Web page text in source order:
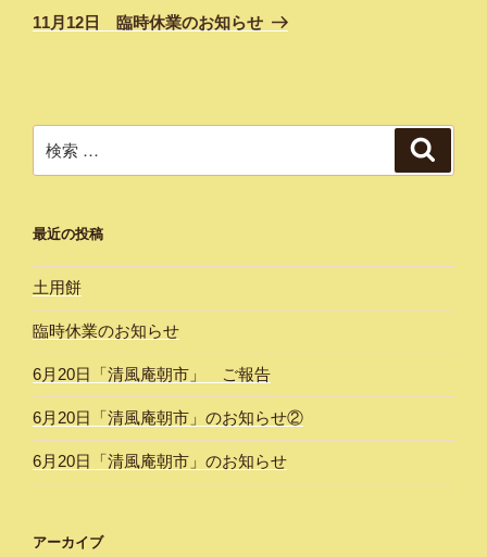
ゲ
ン
稿
の
11月12日 臨時休業のお知らせ
索:
最近の投稿
土用餅
臨時休業のお知らせ
6月20日「清風庵朝市」 ご報告
6月20日「清風庵朝市」のお知らせ②
6月20日「清風庵朝市」のお知らせ
アーカイブ